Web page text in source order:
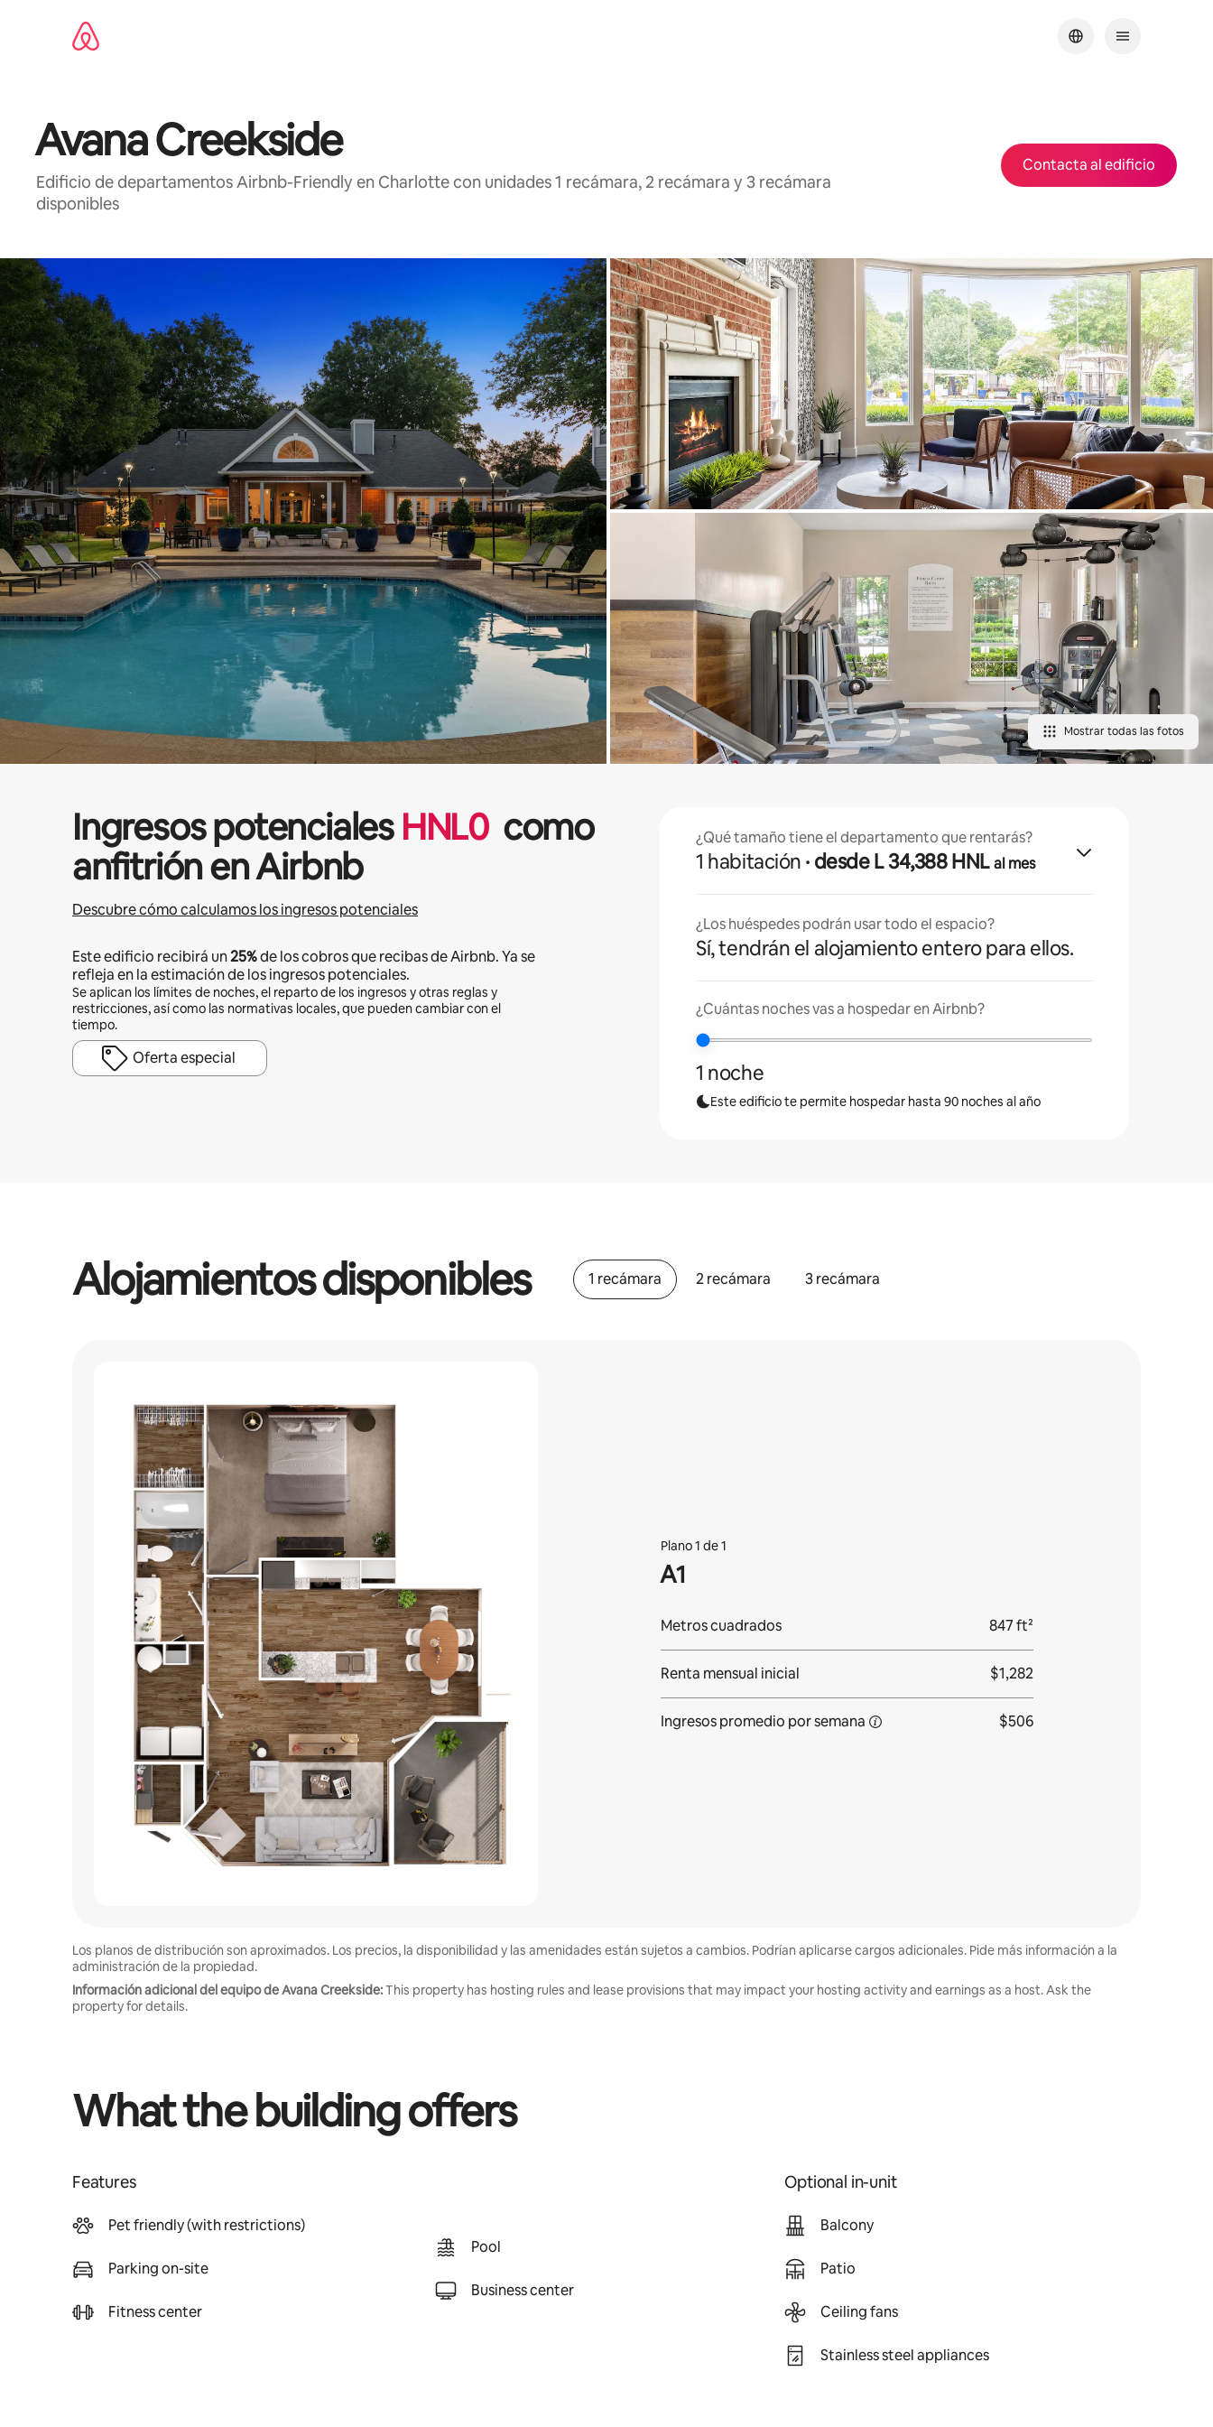
Avana Creekside
Edificio de departamentos Airbnb-Friendly en Charlotte con unidades 1 recámara, 2 recámara y 3 recámara
disponibles
Contacta al edificio
Mostrar todas las fotos
Ingresos potenciales HNL0 como
anfitrión en Airbnb
Descubre cómo calculamos los ingresos potenciales
Este edificio recibirá un25%de los cobros que recibas de Airbnb. Ya se
refleja en la estimación de los ingresos potenciales.
Se aplican los límites de noches, el reparto de los ingresos y otras reglas y
restricciones, así como las normativas locales, que pueden cambiar con el
tiempo.
Oferta especial
¿Qué tamaño tiene el departamento que rentarás?
1 habitación · desde L 34,388 HNLal mes
¿Los huéspedes podrán usar todo el espacio?
Sí, tendrán el alojamiento entero para ellos.
¿Cuántas noches vas a hospedar en Airbnb?
1 noche
Este edificio te permite hospedar hasta 90 noches al año
Alojamientos disponibles 1 recámara 2 recámara 3 recámara
Plano 1 de 1
A1
Metros cuadrados 847 ft²
Renta mensual inicial $1,282
Ingresos promedio porsemana $506
Los planos de distribución son aproximados. Los precios, la disponibilidad y las amenidades están sujetos a cambios. Podrían aplicarse cargos adicionales. Pide más información a la
administración de la propiedad.
Información adicional del equipo de Avana Creekside:This property has hosting rules and lease provisions that may impact your hosting activity and earnings as a host. Ask the
property for details.
What the building offers
Features
Pet friendly (with restrictions)
Parking on-site
Fitness center
Pool
Business center
Optional in-unit
Balcony
Patio
Ceiling fans
Stainless steel appliances